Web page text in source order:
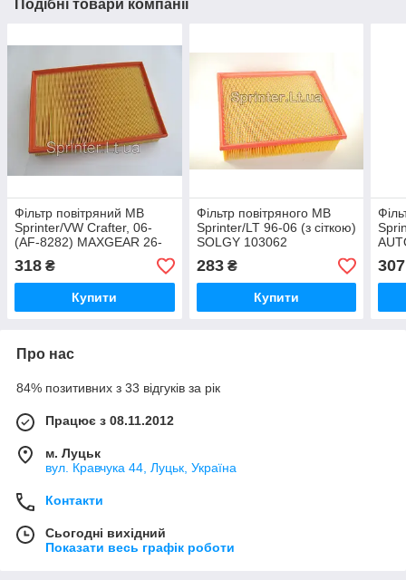
Подібні товари компанії
Фільтр повітряний MB
Sprinter/VW Crafter, 06-
(AF-8282) MAXGEAR 26-
0525
318 ₴
Купити
Фільтр повітряного MB
Sprinter/LT 96-06 (з сіткою)
SOLGY 103062
283₴
Купити
307
Про нас
84% позитивних з 33 відгуків за рік
Працює з 08.11.2012
м. Луцьк
вул. Кравчука 44, Луцьк, Україна
Контакти
Сьогодні вихідний
Показати весь графік роботи